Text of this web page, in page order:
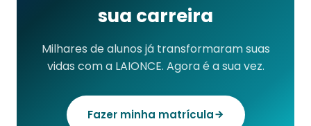
sua carreira
Milhares de alunos já transformaram suas
vidas com a LAIONCE. Agora é a sua vez.
Fazer minha matrícula